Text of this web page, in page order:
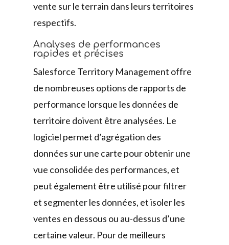
vente sur le terrain dans leurs territoires
respectifs.
Analyses de performances
rapides et précises
Salesforce Territory Management offre
de nombreuses options de rapports de
performance lorsque les données de
territoire doivent être analysées. Le
logiciel permet d’agrégation des
données sur une carte pour obtenir une
vue consolidée des performances, et
peut également être utilisé pour filtrer
et segmenter les données, et isoler les
ventes en dessous ou au-dessus d’une
certaine valeur. Pour de meilleurs